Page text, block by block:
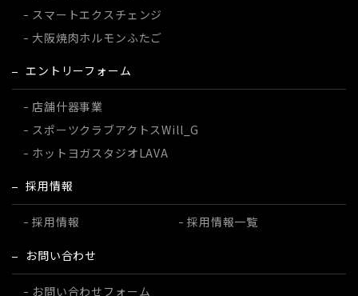
スマートエクスチェンジ
大阪焼肉ホルモンふたご
エントリーフォーム
店舗什器事業
スポーツクラブアクトスWill_G
ホットヨガスタジオLAVA
採用情報
採用情報 採用情報一覧
お問い合わせ
お問い合わせフォーム